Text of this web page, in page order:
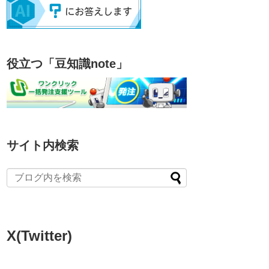
役立つ「豆知識note」
サイト内検索
X(Twitter)